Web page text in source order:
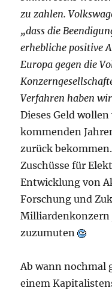
zu zahlen.
„dass die
erhebliche positive
Europa gegen die
Verfahren haben
Dieses Geld
kommenden
zurück
Zuschüsse für
Entwicklung von
Forschung und
zuzumuten
Ab wann nochmal
einem